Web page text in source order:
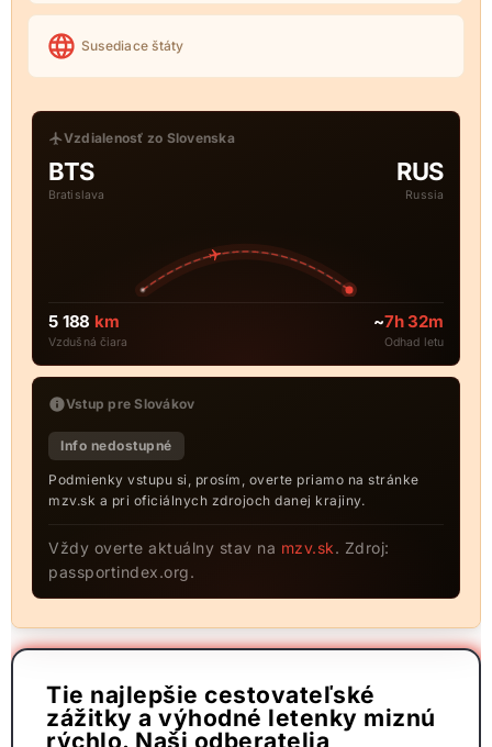
Susediace štáty
Vzdialenosť zo Slovenska
BTS
Bratislava
RUS
Russia
5 188 km
Vzdušná čiara
~7h 32m
Odhad letu
Vstup pre Slovákov
Info nedostupné
Podmienky vstupu si, prosím, overte priamo na stránke
mzv.sk a pri oficiálnych zdrojoch danej krajiny.
Vždy overte aktuálny stav na mzv.sk. Zdroj:
passportindex.org.
Tie najlepšie cestovateľské
zážitky a výhodné letenky miznú
rýchlo. Naši odberatelia